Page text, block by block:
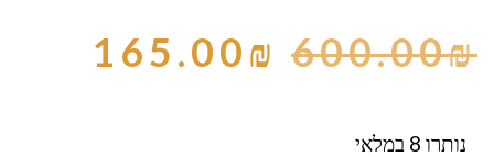
600.00₪
165.00₪
נותרו 8 במלאי